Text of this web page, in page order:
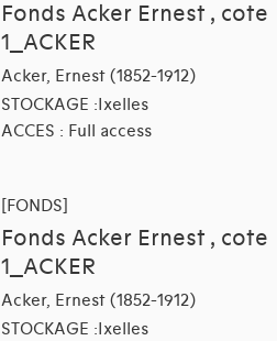
Fonds Acker Ernest , cote
1_ACKER
Acker, Ernest (1852-1912)
STOCKAGE :Ixelles
ACCES : Full access
[FONDS]
Fonds Acker Ernest , cote
1_ACKER
Acker, Ernest (1852-1912)
STOCKAGE :Ixelles